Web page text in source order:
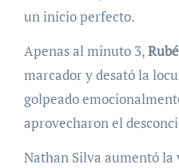
un inicio perfecto.
Apenas al minuto 3,
marcador y desató la
golpeado
aprovecharon el
Nathan Silva aumentó la